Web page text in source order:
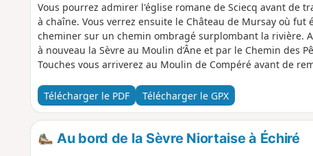
Vous pourrez admirer l'église romane de Sciecq avant de
à chaîne. Vous verrez ensuite le Château de Mursay où fut
cheminer sur un chemin ombragé surplombant la rivière.
à nouveau la Sèvre au Moulin d’Âne et par le Chemin des
Touches vous arriverez au Moulin de Compéré avant de
maintenance. Il ne sera sans doute pas remis avant fin
les journées du patrimoine. (info du personnel de la ville)
possible...
Télécharger le PDF Télécharger le GPX
Au bord de la Sèvre Niortaise à Échiré